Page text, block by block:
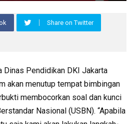
Share on Twitter
Dinas Pendidikan DKI Jakarta
akan menutup tempat bimbingan
membocorkan soal dan kunci
Nasional (USBN). “Apabila